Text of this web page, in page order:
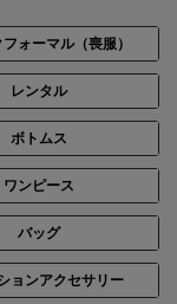
ォーマル（喪服）
レンタル
ボトムス
ワンピース
バッグ
ョンアクセサリー